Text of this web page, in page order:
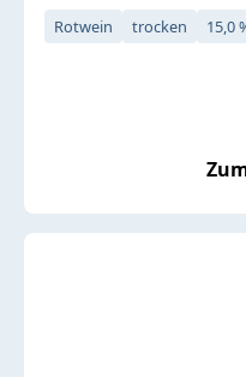
Rotwein trocken 15,0